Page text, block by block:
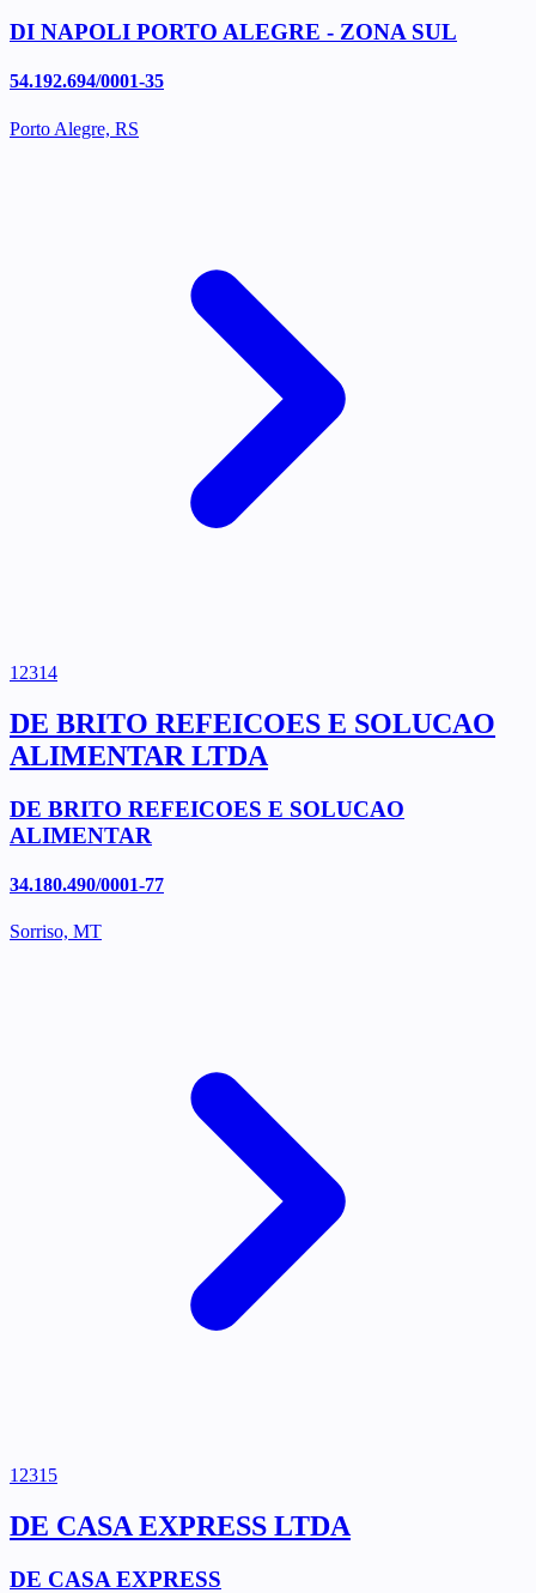
DI NAPOLI PORTO ALEGRE - ZONA SUL
54.192.694/0001-35
Porto Alegre, RS
12314
DE BRITO REFEICOES E SOLUCAO
ALIMENTAR LTDA
DE BRITO REFEICOES E SOLUCAO
ALIMENTAR
34.180.490/0001-77
Sorriso, MT
12315
DE CASA EXPRESS LTDA
DE CASA EXPRESS